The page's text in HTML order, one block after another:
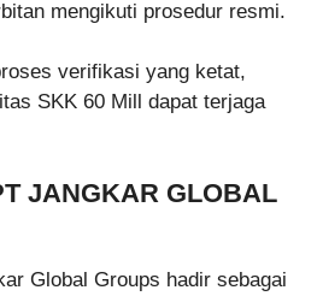
mengikuti prosedur resmi.
verifikasi yang ketat,
SKK 60 Mill dapat terjaga
JANGKAR GLOBAL
Global Groups hadir sebagai